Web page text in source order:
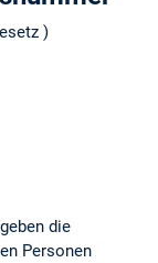
)
die
Personen